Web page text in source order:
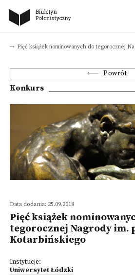
Pięć książek nominowanych do tegorocznej
Powrót
Konkurs
Data dodania: 25.09.2018
Pięć książek
tegorocznej Nagrody im.
Kotarbińskiego
Instytucje:
Uniwersytet Łódzki